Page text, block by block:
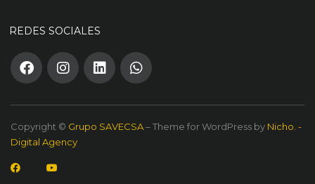
REDES SOCIALES
Copyright © Grupo SAVECSA– Theme for WordPress by Nicho. -
Digital Agency